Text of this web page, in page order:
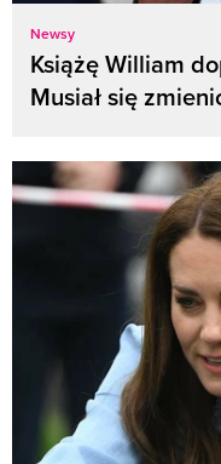
Newsy
Książę William
Musiał się